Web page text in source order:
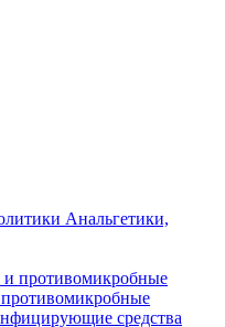
Анальгетики,